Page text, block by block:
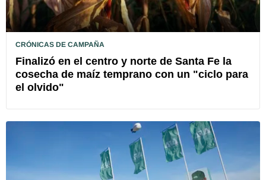
CRÓNICAS DE CAMPAÑA
Finalizó en el centro y norte de Santa Fe la
cosecha de maíz temprano con un "ciclo para
el olvido"